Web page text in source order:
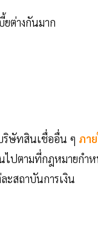
ยต่างกันมาก
ริษัทสินเชื่ออื่น ๆ ภา
ปตามที่กฎหมายกำ
ะสถาบันการเงิน